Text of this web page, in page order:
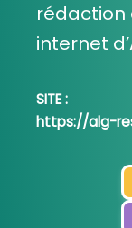
rédaction
internet
SITE :
https://alg-